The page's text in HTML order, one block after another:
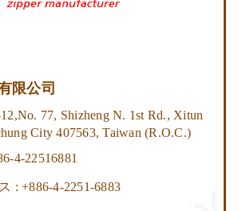
限公司
77, Shizheng N. 1st Rd., Xitun
City 407563, Taiwan (R.O.C.)
4-22516881
: +886-4-2251-6883